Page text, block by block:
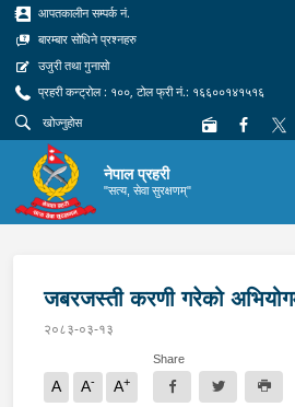
आपतकालीन सम्पर्क नं.
बारम्बार सोधिने प्रश्नहरु
उजुरी तथा गुनासो
प्रहरी कन्ट्रोल : १००, टोल फ्री नं.: १६६००१४१५१६
नेपाल प्रहरी
"सत्य, सेवा सुरक्षणम्"
जबरजस्ती करणी गरेको
२०८३-०३-१३
A A- A+
Share